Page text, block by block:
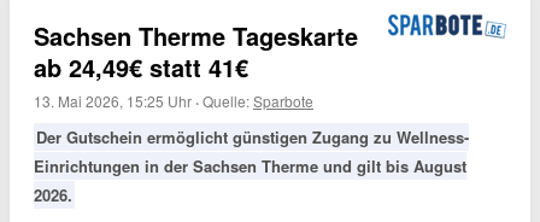
Sachsen Therme Tageskarte
ab 24,49€ statt 41€
13. Mai 2026, 15:25 Uhr ·Quelle:Sparbote
Der Gutschein ermöglicht günstigen Zugang zu Wellness-
Einrichtungen in der Sachsen Therme und gilt bis August
2026.